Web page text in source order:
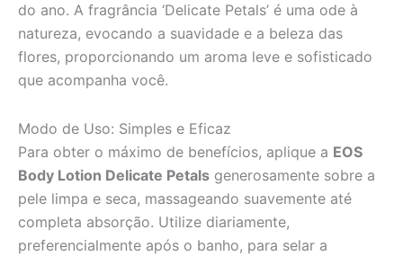
do ano. A fragrância ‘Delicate Petals’ é uma ode à
natureza, evocando a suavidade e a beleza das
flores, proporcionando um aroma leve e sofisticado
que acompanha você.
Modo de Uso: Simples e Eficaz
Para obter o máximo de benefícios, aplique a EOS
Body Lotion Delicate Petals generosamente sobre a
pele limpa e seca, massageando suavemente até
completa absorção. Utilize diariamente,
preferencialmente após o banho, para selar a